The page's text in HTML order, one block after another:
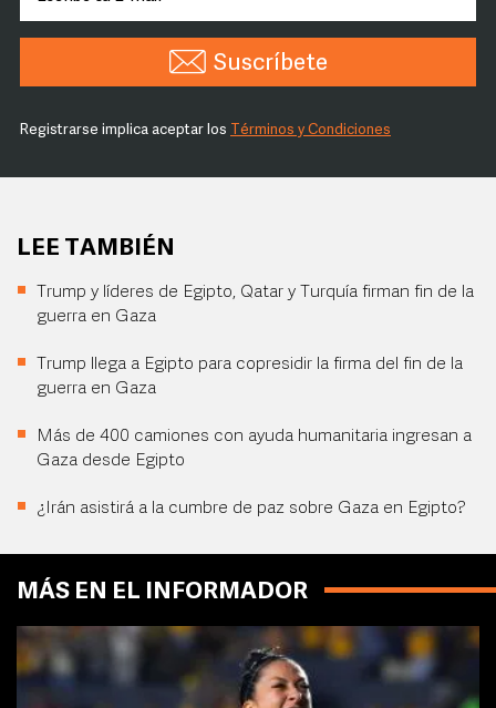
Suscríbete
Registrarse implica aceptar los Términos y Condiciones
LEE TAMBIÉN
Trump y líderes de Egipto, Qatar y Turquía firman fin de la
guerra en Gaza
Trump llega a Egipto para copresidir la firma del fin de la
guerra en Gaza
Más de 400 camiones con ayuda humanitaria ingresan a
Gaza desde Egipto
¿Irán asistirá a la cumbre de paz sobre Gaza en Egipto?
MÁS EN EL INFORMADOR